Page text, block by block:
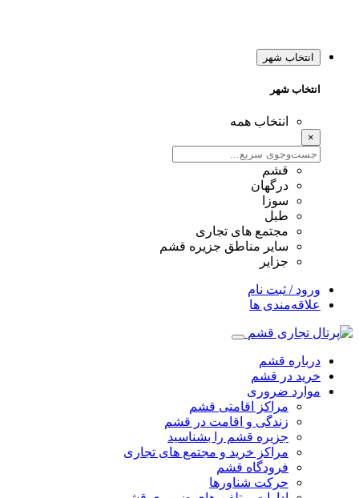
انتخاب شهر
انتخاب شهر
انتخاب همه
×
قشم
درگهان
سوزا
طبل
مجتمع های تجاری
سایر مناطق جزیره قشم
جزایر
ورود / ثبت نام
علاقه‌مندی ها
درباره قشم
خرید در قشم
موارد ضروری
مراکز اقامتی قشم
زندگی و اقامت در قشم
جزیره قشم را بشناسید
مراکز خرید و مجتمع های تجاری
فرودگاه قشم
حرکت شناورها